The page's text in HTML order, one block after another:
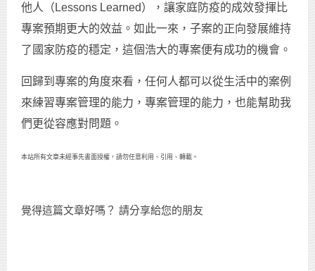
他人（Lessons Learned），讓家庭防疫的成效發揮比
專案預期更大的效益。如此一來，子案的正向發展維持
了國家防疫的穩定，這個浩大的專案便有成功的機會。
回歸到專案的角度來看，任何人都可以從生活中的案例
來練習專案管理的能力，專案管理的能力，也能幫助我
們更從容應對問題。
本站所有文章未經事先書面授權，請勿任意利用、引用、轉載。
覺得這篇文章好嗎？ 請分享給您的朋友